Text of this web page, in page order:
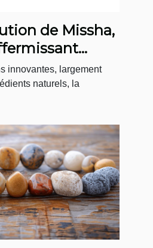
de Missha,
innovantes, largement
naturels, la